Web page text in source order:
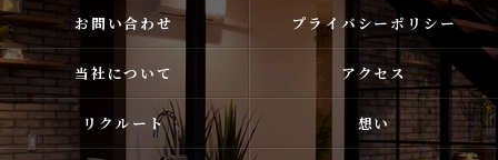
お問い合わせ プライバシーポリシー
当社について アクセス
リクルート 想い